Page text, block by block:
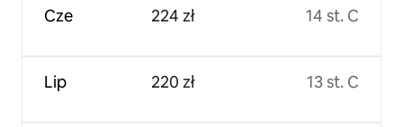
Cze
Lip
224 zł
220 zł
14 st. C
13 st. C